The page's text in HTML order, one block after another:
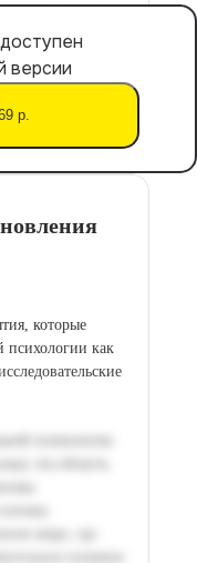
версии
р.
которые
психологии как